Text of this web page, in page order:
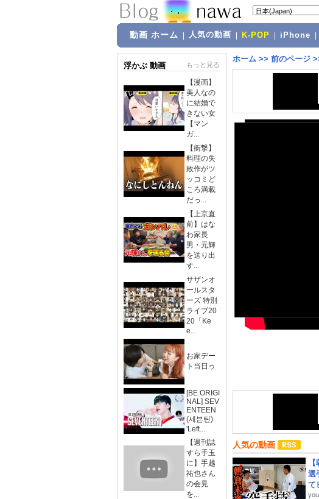
動画 ホーム 人気の動画 K-POP iPhone
浮かぶ 動画 もっと見る
【漫画】
美人なの
に結婚で
きない女
【マン
ガ...
【衝撃】
料理の失
敗作がツ
ッコミど
ころ満載
だっ...
【上京直
前】はな
わ家長
男・元輝
を送り出
す...
サザンオ
ールスタ
ーズ 特別
ライブ20
20「Ke
e...
お家デー
ト当日ゥ
[BE ORIGI
NAL] SEV
ENTEEN
(세븐틴)
'Left...
【週刊誌
すら手玉
に】手越
祐也さん
の会見
を...
ホーム >> 前のページ
人気の動画
選
て